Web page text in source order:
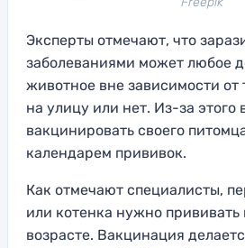
Эксперты отмечают, что
заболеваниями может любое
животное вне зависимости от
на улицу или нет. Из-за этого
вакцинировать своего
календарем прививок.
Как отмечают специалисты,
или котенка нужно
возрасте. Вакцинация